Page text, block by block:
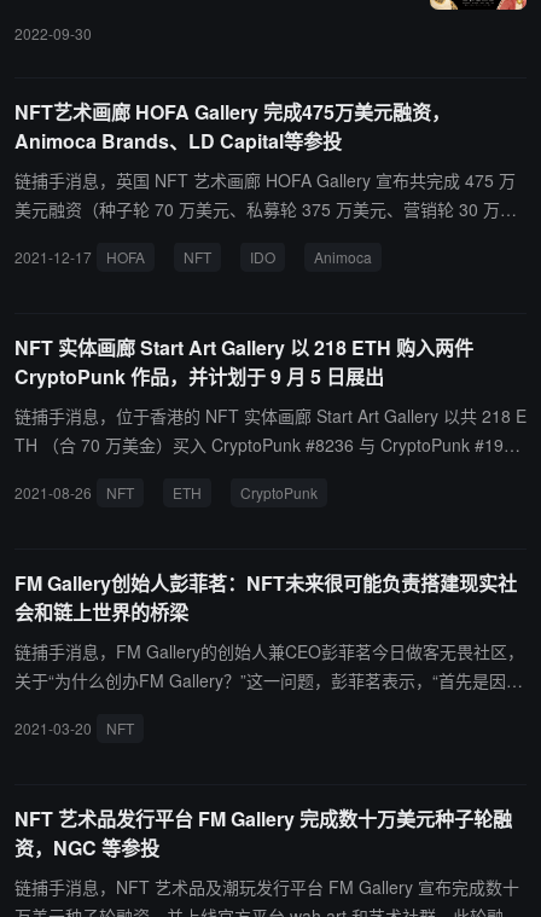
2022-09-30
NFT艺术画廊 HOFA Gallery 完成475万美元融资，
Animoca Brands、LD Capital等参投
链捕手消息，英国 NFT 艺术画廊 HOFA Gallery 宣布共完成 475 万
美元融资（种子轮 70 万美元、私募轮 375 万美元、营销轮 30 万美
ital、Morningstar Ventures、Genblock Capital、Shima Capital、Sk
oin（ARTM），同时启动 IDO。ARTM 总发行量为 10 亿枚，每枚 0.
045 美元，公募估值为 4500 万美元。价值 90 万美元的 ARTM 将在
Cardstarter、Animoca Brands、Infinity Pad 和 Kaizen Finance 等
平台面向公众发售。此外，ARTM 计划 2022 年 1 月上线中心化交易
2021-12-17 HOFA NFT IDO Animoca
NFT 实体画廊 Start Art Gallery 以 218 ETH 购入两件
CryptoPunk 作品，并计划于 9 月 5 日展出
链捕手消息，位于香港的 NFT 实体画廊 Start Art Gallery 以共 218 E
TH （合 70 万美金）买入 CryptoPunk #8236 与 CryptoPunk #197
（约 40 万美金）购入，CryptoPunk #1970 以 93 ETH （约 30 万美
现。 据悉，Start Art Gallery 是一家独立的画廊，拥有在线平台，并
通过临时展览、市场和艺术博览会在多个国家有实体存在。该画廊致
力于向全球市场推广 NFT 艺术，打造「Chain Art – 链艺术」元宇
宙。（来源链接）
2021-08-26 NFT ETH CryptoPunk
FM Gallery创始人彭菲茗：NFT未来很可能负责搭建现实社
会和链上世界的桥梁
链捕手消息，FM Gallery的创始人兼CEO彭菲茗今日做客无畏社区，
关于“为什么创办FM Gallery？”这一问题，彭菲茗表示，“首先是因为
签约艺术家，对艺术领域的了解相对深入。我也在18年初开始投资区
块链发展多年，也还是没能很好地和人们日常线下日常形成紧密的落
脚点。我相信在未来，NFT极大可能会是一种新的方式，来负责搭建
现实社会和链上世界的桥梁。
2021-03-20 NFT
NFT 艺术品发行平台 FM Gallery 完成数十万美元种子轮融
资，NGC 等参投
链捕手消息，NFT 艺术品及潮玩发行平台 FM Gallery 宣布完成数十